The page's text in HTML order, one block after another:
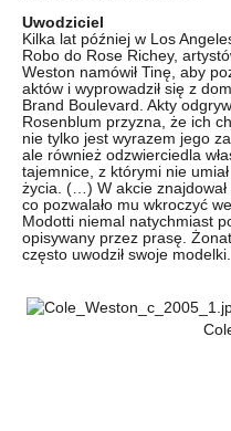
Uwodziciel
Kilka lat później w Los
Robo do Rose Richey,
Weston namówił Tinę, aby
aktów i wyprowadził się z
Brand Boulevard. Akty
Rosenblum przyzna, że ich
nie tylko jest wyrazem jego
ale również odzwierciedla
tajemnice, z którymi nie
życia. (…) W akcie znajdował
co pozwalało mu wkroczyć
Modotti niemal natychmiast
opisywany przez prasę.
często uwodził swoje modelki.